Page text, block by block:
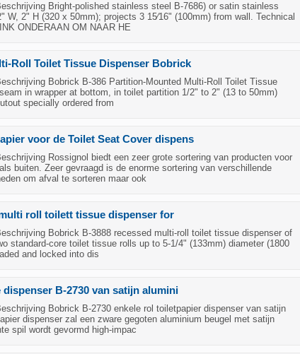
Bright-polished stainless steel B-7686) or satin stainless
W, 2" H (320 x 50mm); projects 3 15⁄16" (100mm) from wall. Technical
ONDERAAN OM NAAR HE
Roll Toilet Tissue Dispenser Bobrick
Bobrick B-386 Partition-Mounted Multi-Roll Toilet Tissue
in wrapper at bottom, in toilet partition 1/2" to 2" (13 to 50mm)
specially ordered from
voor de Toilet Seat Cover dispens
Rossignol biedt een zeer grote sortering van producten voor
buiten. Zeer gevraagd is de enorme sortering van verschillende
om afval te sorteren maar ook
roll toilett tissue dispenser for
Bobrick B-3888 recessed multi-roll toilet tissue dispenser of
standard-core toilet tissue rolls up to 5-1/4" (133mm) diameter (1800
and locked into dis
B-2730 van satijn alumini
Bobrick B-2730 enkele rol toiletpapier dispenser van satijn
dispenser zal een zware gegoten aluminium beugel met satijn
spil wordt gevormd high-impac